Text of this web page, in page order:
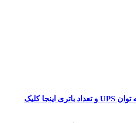
برای دیدن فرمول محاسبه توان UPS و تعداد باتری اینجا کلیک